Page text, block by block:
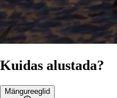
Kuidas alustada?
Mängureeglid